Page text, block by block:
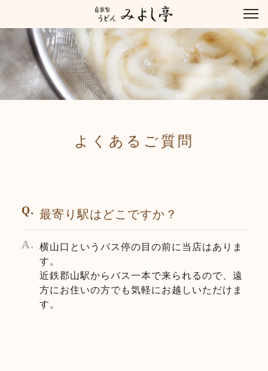
よくあるご質問
最寄り駅はどこですか？
横山口というバス停の目の前に当店はありま
す。
近鉄郡山駅からバス一本で来られるので、遠
方にお住いの方でも気軽にお越しいただけま
す。